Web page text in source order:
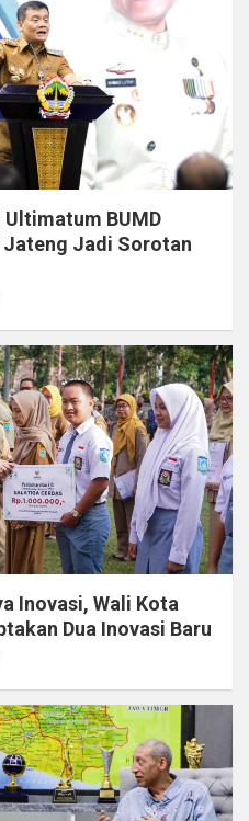
BUMD
Jateng Jadi Sorotan
Inovasi, Wali Kota
Dua Inovasi Baru